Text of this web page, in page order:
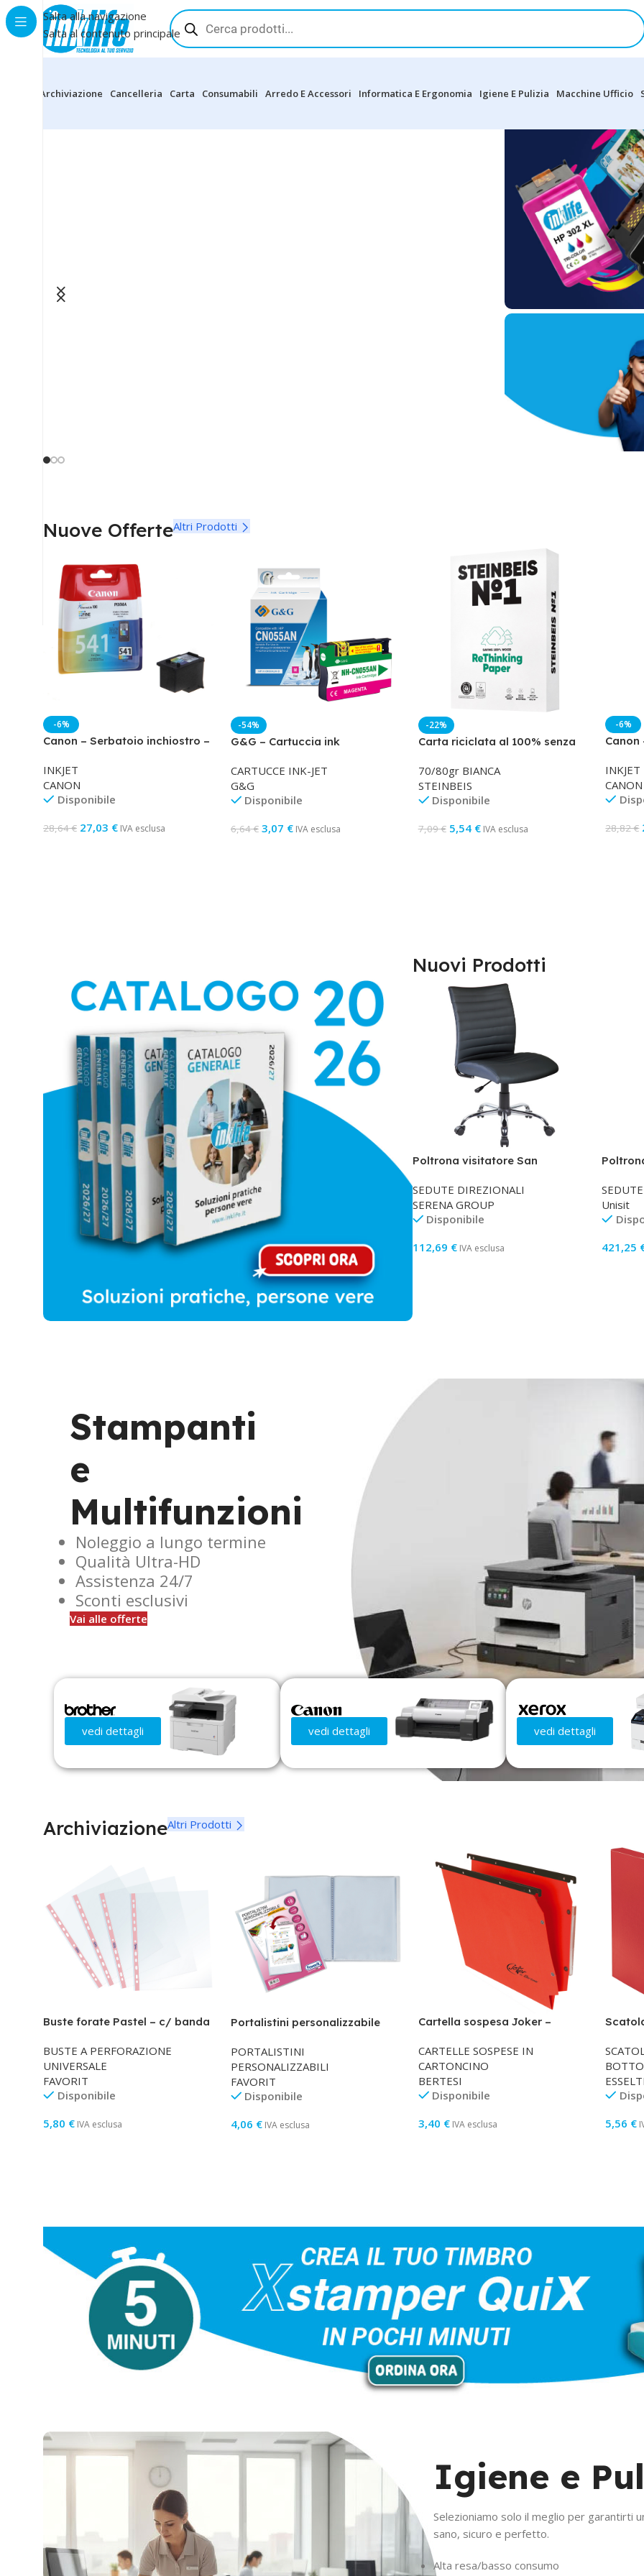
Salta alla navigazione
Salta al contenuto principale
Archiviazione Cancelleria Carta Consumabili Arredo E Accessori Informatica E Ergonomia Igiene E Pulizia Macchine Ufficio
Cartucce
Approfitta della
10% di
Giorni
00 00
Min
Nuove OfferteAltri Prodotti
-6%
Canon – Serbatoio inchiostro –
INKJET
CANON
Disponibile
28,64€ 27,03 € IVA esclusa
-54%
G&G – Cartuccia ink
Magenta
CARTUCCE INK-JET
G&G
Disponibile
6,64€ 3,07 €IVA esclusa
-22%
Carta riciclata al 100% senza
Steinbeis – conf. 500 fogli
70/80gr BIANCA
STEINBEIS
Disponibile
7,09€ 5,54 €IVA esclusa
-6%
Canon
INKJET
CANON
28,82€
Nuovi Prodotti
Poltrona visitatore San
Serena Group
SEDUTE DIREZIONALI
SERENA GROUP
Disponibile
112,69 €IVA esclusa
– Unisit
Unisit
421,25
Stampanti
e
Multifunzioni
Noleggio a lungo termine
Qualità Ultra-HD
Assistenza 24/7
Sconti esclusivi
Vai alle offerte
vedi dettagli vedi dettagli vedi dettagli
ArchiviazioneAltri Prodotti
Buste forate Pastel – c/ banda
Favorit – conf. 25 pezzi
BUSTE A PERFORAZIONE
UNIVERSALE
FAVORIT
Disponibile
5,80 € IVA esclusa
Portalistini personalizzabile
10 buste – trasparente – Favorit
PORTALISTINI
PERSONALIZZABILI
FAVORIT
Disponibile
4,06 €IVA esclusa
Cartella sospesa Joker –
fondo V – 33 x 28 cm – rosso –
Bertesi
CARTELLE SOSPESE IN
CARTONCINO
BERTESI
Disponibile
3,40 €IVA esclusa
–
5,56 €
Igiene e
Selezioniamo solo il meglio per garantirti
sano, sicuro e perfetto.
Alta resa/basso consumo